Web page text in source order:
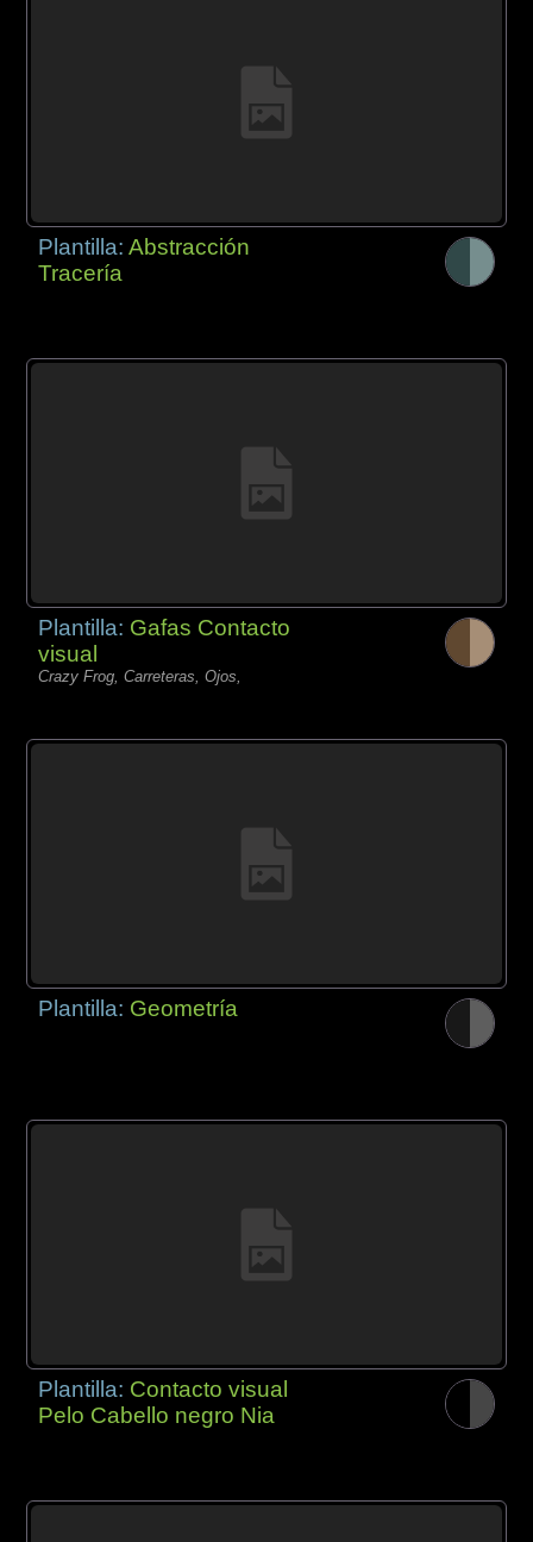
Plantilla:Abstracción
Tracería
Plantilla: Gafas Contacto
visual
Crazy Frog, Carreteras, Ojos,
Plantilla: Geometría
Plantilla: Contacto visual
Pelo Cabello negro Nia